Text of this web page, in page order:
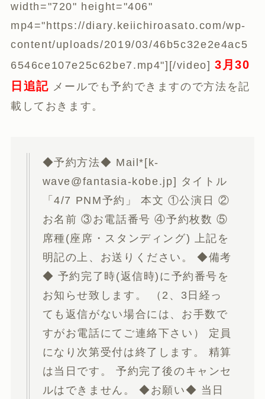
width="720" height="406"
mp4="https://diary.keiichiroasato.com/wp-
content/uploads/2019/03/46b5c32e2e4ac5
6546ce107e25c62be7.mp4"][/video]3月30
日追記 メールでも予約できますので方法を記
載しておきます。
◆予約方法◆ Mail*[k-
wave@fantasia-kobe.jp] タイトル
「4/7 PNM予約」 本文 ①公演日 ②
お名前 ③お電話番号 ④予約枚数 ⑤
席種(座席・スタンディング) 上記を
明記の上、お送りください。 ◆備考
◆ 予約完了時(返信時)に予約番号を
お知らせ致します。 （2、3日経っ
ても返信がない場合には、お手数で
すがお電話にてご連絡下さい） 定員
になり次第受付は終了します。 精算
は当日です。 予約完了後のキャンセ
ルはできません。 ◆お願い◆ 当日